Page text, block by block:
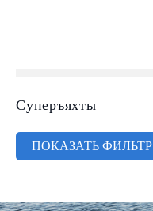
Суперъяхты
ПОКАЗАТЬ ФИЛЬТР